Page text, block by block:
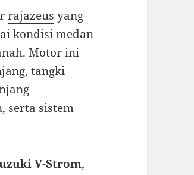
rajazeus yang
kondisi medan
Motor ini
tangki
serta sistem
V-Strom,